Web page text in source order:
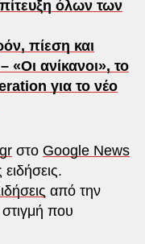
όλων των
πίεση και
ανίκανοι», το
για το νέο
στο Google News
από την
που